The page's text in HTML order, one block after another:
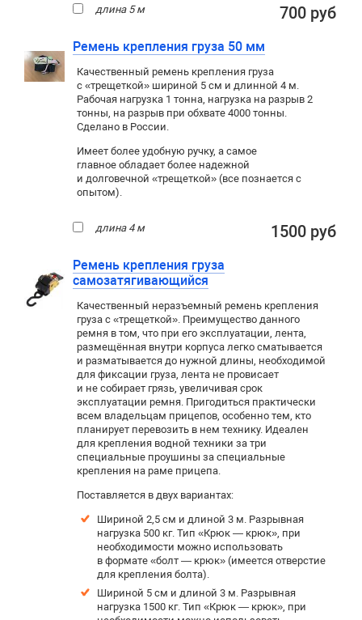
длина 5 м 700 руб
Ремень крепления груза 50 мм
Качественный ремень крепления груза
с «трещеткой» шириной 5 см и длинной 4 м.
Рабочая нагрузка 1 тонна, нагрузка на разрыв 2
тонны, на разрыв при обхвате 4000 тонны.
Сделано в России.
Имеет более удобную ручку, а самое
главное обладает более надежной
и долговечной «трещеткой» (все познается с
опытом).
длина 4 м 1500 руб
Ремень крепления груза
самозатягивающийся
Качественный неразъемный ремень крепления
груза с «трещеткой». Преимущество данного
ремня в том, что при его эксплуатации, лента,
размещённая внутри корпуса легко сматывается
и разматывается до нужной длины, необходимой
для фиксации груза, лента не провисает
и не собирает грязь, увеличивая срок
эксплуатации ремня. Пригодиться практически
всем владельцам прицепов, особенно тем, кто
планирует перевозить в нем технику. Идеален
для крепления водной техники за три
специальные проушины за специальные
крепления на раме прицепа.
Поставляется в двух вариантах:
Шириной 2,5 см и длиной 3 м. Разрывная
нагрузка 500 кг. Тип «Крюк — крюк», при
необходимости можно использовать
в формате «болт — крюк» (имеется отверстие
для крепления болта).
Шириной 5 см и длиной 3 м. Разрывная
нагрузка 1500 кг. Тип «Крюк — крюк», при